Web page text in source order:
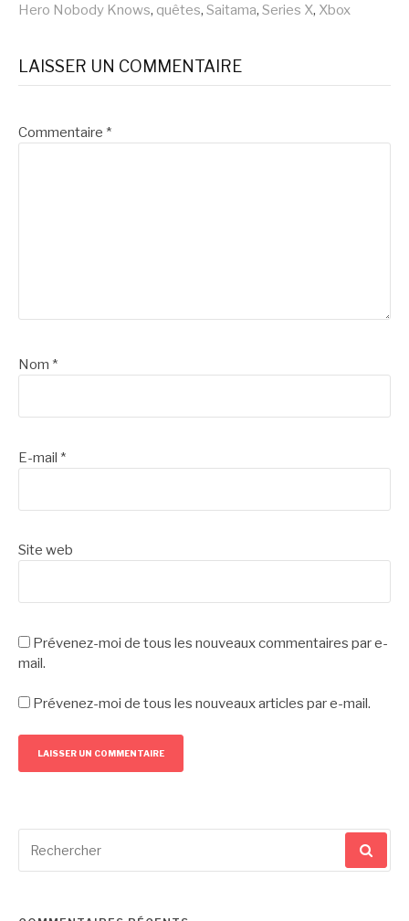
Hero Nobody Knows, quêtes, Saitama, Series X, Xbox
LAISSER UN COMMENTAIRE
Commentaire *
Nom *
E-mail *
Site web
Prévenez-moi de tous les nouveaux commentaires par e-
mail.
Prévenez-moi de tous les nouveaux articles par e-mail.
pour